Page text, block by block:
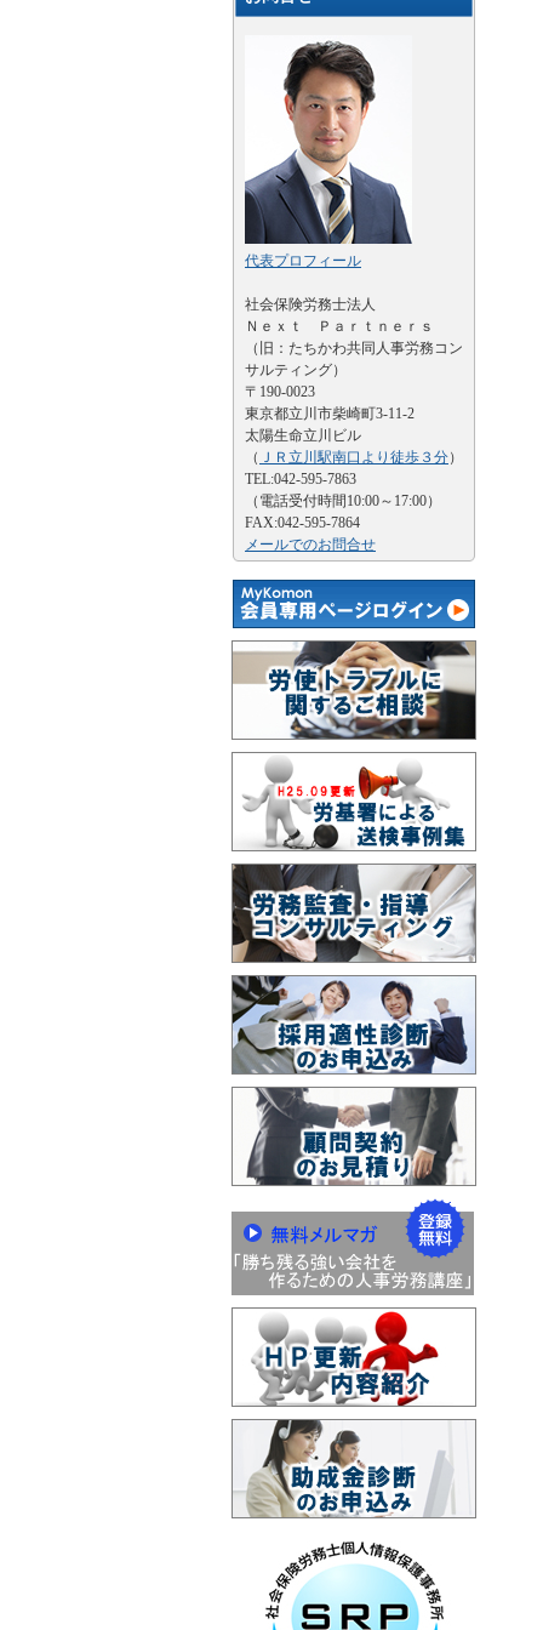
代表プロフィール
社会保険労務士法人
Ｎｅｘｔ Ｐａｒｔｎｅｒｓ
（旧：たちかわ共同人事労務コン
サルティング）
〒190-0023
東京都立川市柴崎町3-11-2
太陽生命立川ビル
（ ＪＲ立川駅南口より徒歩３分）
TEL:042-595-7863
（電話受付時間10:00～17:00）
FAX:042-595-7864
メールでのお問合せ